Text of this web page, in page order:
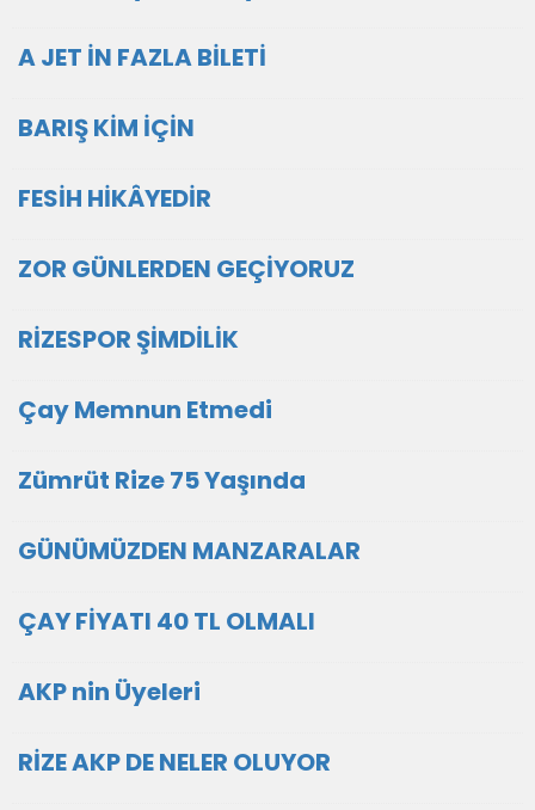
A JET İN FAZLA BİLETİ
BARIŞ KİM İÇİN
FESİH HİKÂYEDİR
ZOR GÜNLERDEN GEÇİYORUZ
RİZESPOR ŞİMDİLİK
Çay Memnun Etmedi
Zümrüt Rize 75 Yaşında
GÜNÜMÜZDEN MANZARALAR
ÇAY FİYATI 40 TL OLMALI
AKP nin Üyeleri
RİZE AKP DE NELER OLUYOR